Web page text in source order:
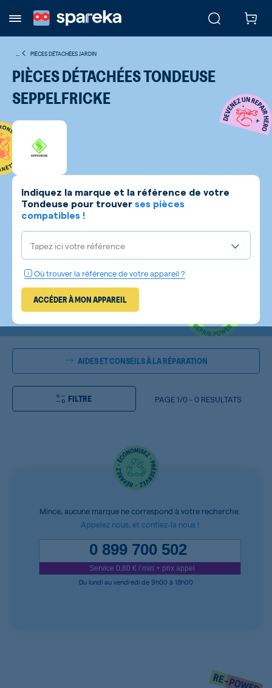
PIÈCES DÉTACHÉES JARDIN
PIÈCES DÉTACHÉES TONDEUSE
SEPPELFRICKE
Indiquez la marque et la référence de votre
Tondeuse pour trouver ses pièces
compatibles !
Tapez ici votre référence
Où trouver la référence de votre appareil ?
ACCÉDER À MON APPAREIL
AIDES ET CONSEILS À LA RÉPARATION
FILTRE PAGE 1/0- 0 RESULTATS
Mince, aucune marque ne correspond à votre recherche.
Appelez nous, et confiez-la nous !
0 899 700 502
Service 0,80 € / min + prix appel
Du lundi au vendredi de 9h00 à 18h00